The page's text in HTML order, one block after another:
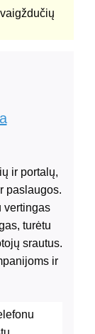
ir portalų,
paslaugos.
vertingas
turėtu
srautus.
ir